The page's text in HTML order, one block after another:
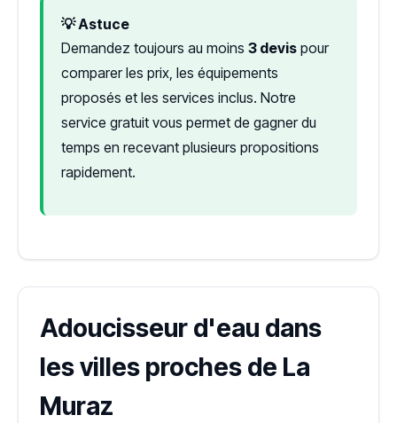
💡 Astuce
Demandez toujours au moins 3 devis pour
comparer les prix, les équipements
proposés et les services inclus. Notre
service gratuit vous permet de gagner du
temps en recevant plusieurs propositions
rapidement.
Adoucisseur d'eau dans
les villes proches de La
Muraz